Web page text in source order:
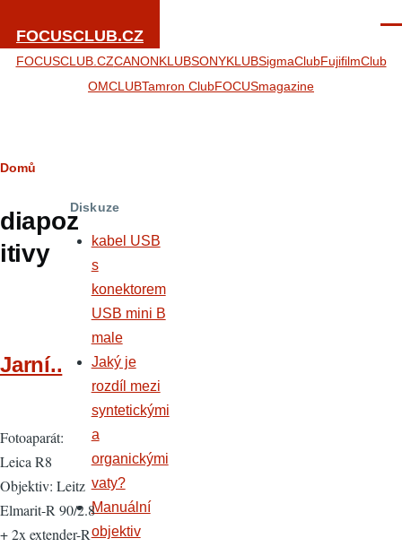
FOCUSCLUB.CZ
FOCUSCLUB.CZCANONKLUBSONYKLUBSigmaClubFujifilmClub
OMCLUBTamron ClubFOCUSmagazine
Drobečková
navigace
Domů
diapoz
itivy
Jarní..
Fotoaparát:
Leica R8
Objektiv: Leitz
Elmarit-R 90/2.8
+ 2x extender-R
Diskuze
kabel USB
s
konektorem
USB mini B
male
Jaký je
rozdíl mezi
syntetickými
a
organickými
vaty?
Manuální
objektiv